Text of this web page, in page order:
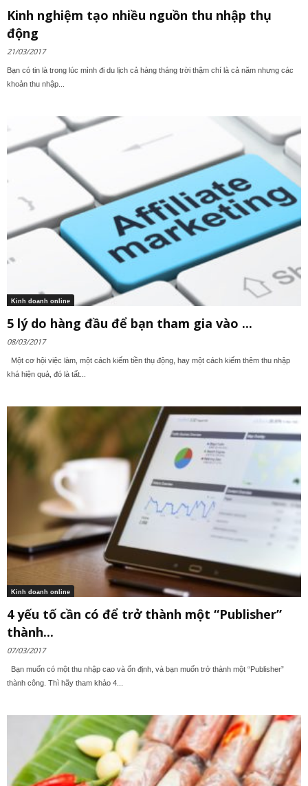
Kinh nghiệm tạo nhiều nguồn thu nhập thụ
động
21/03/2017
Bạn có tin là trong lúc mình đi du lịch cả hàng tháng trời thậm chí là cả năm nhưng các
khoản thu nhập...
Kinh doanh online
5 lý do hàng đầu để bạn tham gia vào ...
08/03/2017
Một cơ hội việc làm, một cách kiếm tiền thụ động, hay một cách kiếm thêm thu nhập
khá hiện quả, đó là tất...
Kinh doanh online
4 yếu tố cần có để trở thành một “Publisher”
thành...
07/03/2017
Bạn muốn có một thu nhập cao và ổn định, và bạn muốn trở thành một “Publisher”
thành công. Thì hãy tham khảo 4...